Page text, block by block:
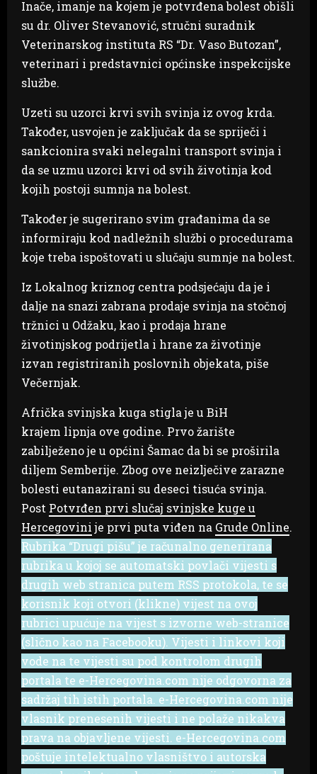
Inače, imanje na kojem je potvrđena bolest obišli
su dr. Oliver Stevanović, stručni suradnik
Veterinarskog instituta RS “Dr. Vaso Butozan”,
veterinari i predstavnici općinske inspekcijske
službe.
Uzeti su uzorci krvi svih svinja iz ovog krda.
Također, usvojen je zaključak da se spriječi i
sankcionira svaki nelegalni transport svinja i
da se uzmu uzorci krvi od svih životinja kod
kojih postoji sumnja na bolest.
Također je sugerirano svim građanima da se
informiraju kod nadležnih službi o procedurama
koje treba ispoštovati u slučaju sumnje na bolest.
Iz Lokalnog kriznog centra podsjećaju da je i
dalje na snazi zabrana prodaje svinja na stočnoj
tržnici u Odžaku, kao i prodaja hrane
životinjskog podrijetla i hrane za životinje
izvan registriranih poslovnih objekata, piše
Večernjak.
Afrička svinjska kuga stigla je u BiH
krajem lipnja ove godine. Prvo žarište
zabilježeno je u općini Šamac da bi se proširila
diljem Semberije. Zbog ove neizlječive zarazne
bolesti eutanazirani su deseci tisuća svinja.
Post Potvrđen prvi slučaj svinjske kuge u
Hercegovinije prvi puta viđen na Grude Online.
Rubrika “Drugi pišu” je računalno generirana
rubrika u kojoj se automatski povlači vijesti s
drugih web stranica putem RSS protokola, te se
korisnik koji otvori (klikne) vijest na ovoj
rubrici upućuje na vijest s izvorne web-stranice
(slično kao na Facebooku). Vijesti i linkovi koji
vode na te vijesti su pod kontrolom drugih
portala te e-Hercegovina.com nije odgovorna za
sadržaj tih istih portala. e-Hercegovina.com nije
vlasnik prenesenih vijesti i ne polaže nikakva
prava na objavljene vijesti. e-Hercegovina.com
poštuje intelektualno vlasništvo i autorska